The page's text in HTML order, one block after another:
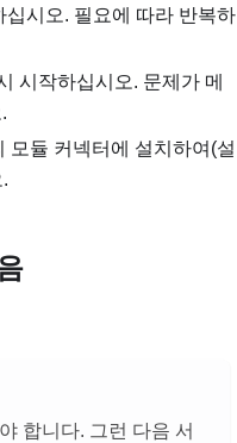
시오. 필요에 따라 반복하
시작하십시오. 문제가 메
모듈 커넥터에 설치하여(설
합니다. 그런 다음 서